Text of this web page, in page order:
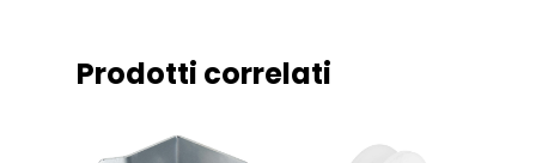
Prodotti correlati
Accessori
Lavora con noi